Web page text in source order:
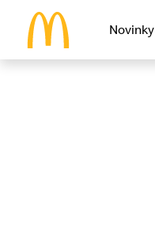
McDonald's Homepage
Novinky